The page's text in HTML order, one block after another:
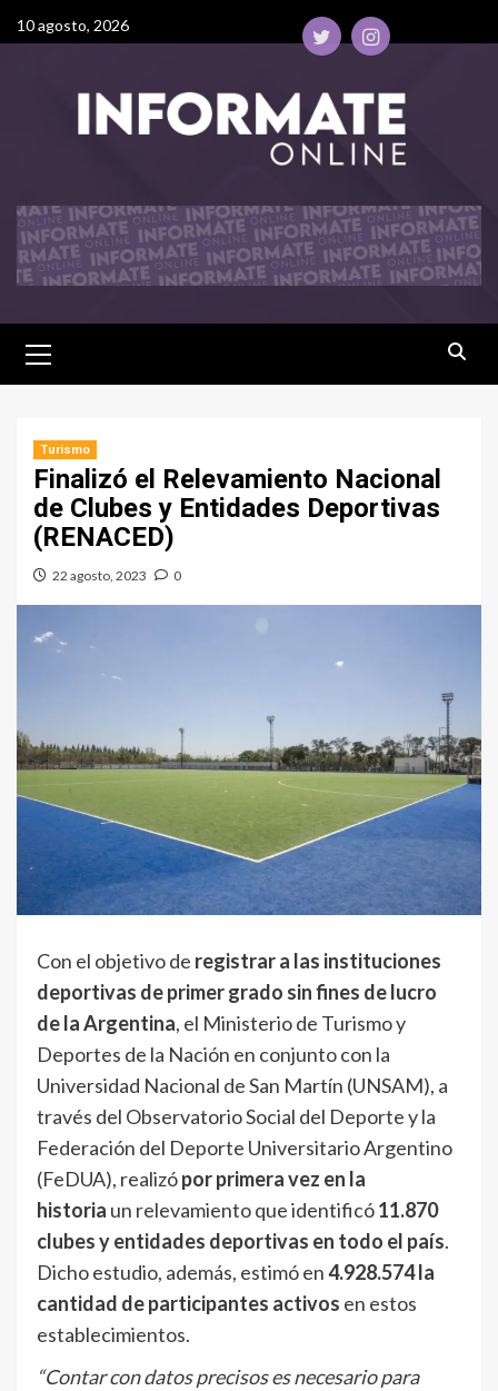
10 agosto, 2026
Turismo
Finalizó el Relevamiento Nacional
de Clubes y Entidades Deportivas
(RENACED)
22 agosto, 2023 0
Con el objetivo de registrar a las instituciones
deportivas de primer grado sin fines de lucro
de la Argentina, el Ministerio de Turismo y
Deportes de la Nación en conjunto con la
Universidad Nacional de San Martín (UNSAM), a
través del Observatorio Social del Deporte y la
Federación del Deporte Universitario Argentino
(FeDUA), realizópor primera vez en la
historia un relevamiento que identificó11.870
clubes y entidades deportivas en todo el país.
Dicho estudio, además, estimó en4.928.574 la
cantidad de participantes activos en estos
establecimientos.
“Contar con datos precisos es necesario para